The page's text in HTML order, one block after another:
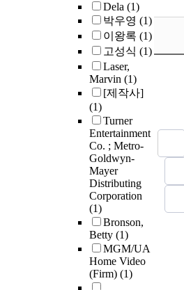
Dela (1)
박우영 (1)
이왕록 (1)
고성식 (1)
Laser,
Marvin (1)
[제작사]
(1)
Turner
Entertainment
Co. ; Metro-
Goldwyn-
Mayer
Distributing
Corporation
(1)
Bronson,
Betty (1)
MGM/UA
Home Video
(Firm) (1)